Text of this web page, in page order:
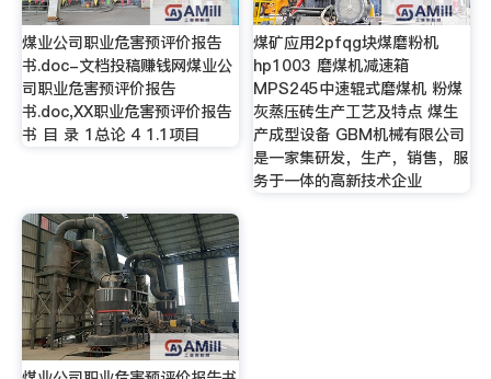
煤业公司职业危害预评价报告
书.doc-文档投稿赚钱网煤业公
司职业危害预评价报告
书.doc,XX职业危害预评价报告
书 目 录 1总论 4 1.1项目
煤矿应用2pfqg块煤磨粉机
hp1003 磨煤机减速箱
MPS245中速辊式磨煤机 粉煤
灰蒸压砖生产工艺及特点 煤生
产成型设备 GBM机械有限公司
是一家集研发，生产，销售，服
务于一体的高新技术企业